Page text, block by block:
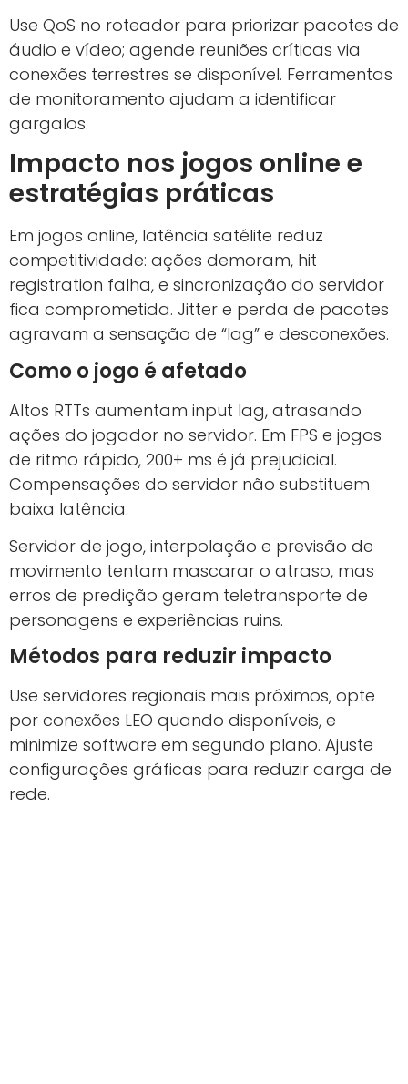
Use QoS no roteador para priorizar pacotes de
áudio e vídeo; agende reuniões críticas via
conexões terrestres se disponível. Ferramentas
de monitoramento ajudam a identificar
gargalos.
Impacto nos jogos online e
estratégias práticas
Em jogos online, latência satélite reduz
competitividade: ações demoram, hit
registration falha, e sincronização do servidor
fica comprometida. Jitter e perda de pacotes
agravam a sensação de “lag” e desconexões.
Como o jogo é afetado
Altos RTTs aumentam input lag, atrasando
ações do jogador no servidor. Em FPS e jogos
de ritmo rápido, 200+ ms é já prejudicial.
Compensações do servidor não substituem
baixa latência.
Servidor de jogo, interpolação e previsão de
movimento tentam mascarar o atraso, mas
erros de predição geram teletransporte de
personagens e experiências ruins.
Métodos para reduzir impacto
Use servidores regionais mais próximos, opte
por conexões LEO quando disponíveis, e
minimize software em segundo plano. Ajuste
configurações gráficas para reduzir carga de
rede.